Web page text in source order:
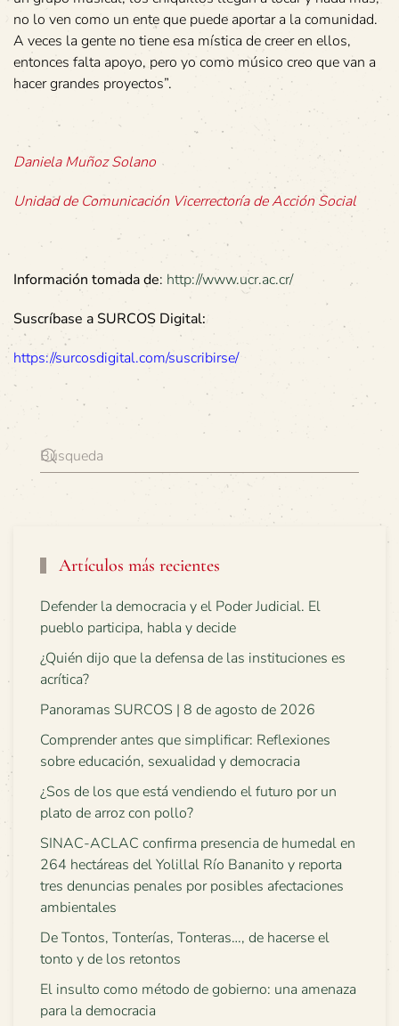
no lo ven como un ente que puede aportar a la comunidad.
A veces la gente no tiene esa mística de creer en ellos,
entonces falta apoyo, pero yo como músico creo que van a
hacer grandes proyectos”.
Daniela Muñoz Solano
Unidad de Comunicación Vicerrectoría de Acción Social
Información tomada de: http://www.ucr.ac.cr/
Suscríbase a SURCOS Digital:
https://surcosdigital.com/suscribirse/
Artículos más recientes
Defender la democracia y el Poder Judicial. El
pueblo participa, habla y decide
¿Quién dijo que la defensa de las instituciones es
acrítica?
Panoramas SURCOS | 8 de agosto de 2026
Comprender antes que simplificar: Reflexiones
sobre educación, sexualidad y democracia
¿Sos de los que está vendiendo el futuro por un
plato de arroz con pollo?
SINAC-ACLAC confirma presencia de humedal en
264 hectáreas del Yolillal Río Bananito y reporta
tres denuncias penales por posibles afectaciones
ambientales
De Tontos, Tonterías, Tonteras…, de hacerse el
tonto y de los retontos
El insulto como método de gobierno: una amenaza
para la democracia